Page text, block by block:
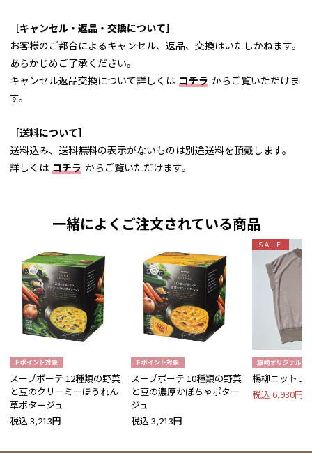
［キャンセル・返品・交換について］
お客様のご都合によるキャンセル、返品、交換はいたしかねます。
あらかじめご了承ください。
キャンセル返品交換について詳しくは コチラ からご覧いただけま
す。
［送料について］
送料込み、送料無料の表示がないものは別途送料を頂戴します。
詳しくは コチラ からご覧いただけます。
一緒によくご注文されている商品
スープボーテ 12種類の野菜
と豆のクリーミーほうれん
草ポタージュ
税込 3,213円
スープボーテ 10種類の野菜
と豆の濃厚かぼちゃポター
ジュ
税込 3,213円
SALE
楊柳ニットプ
税込 6,930円